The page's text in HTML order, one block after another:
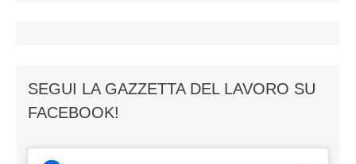
SEGUI LA GAZZETTA DEL LAVORO SU
FACEBOOK!